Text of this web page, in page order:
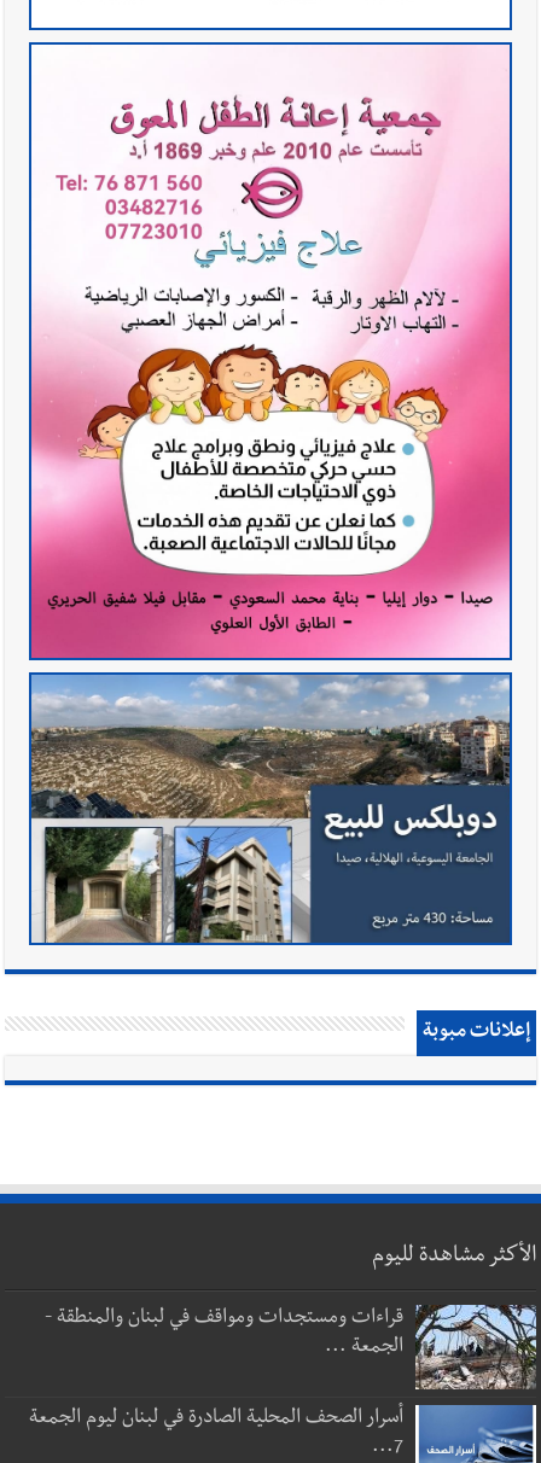
إعلانات مبوبة
الأكثر مشاهدة لليوم
قراءات ومستجدات ومواقف في لبنان والمنطقة -
الجمعة ...
أسرار الصحف المحلية الصادرة في لبنان ليوم الجمعة
7...